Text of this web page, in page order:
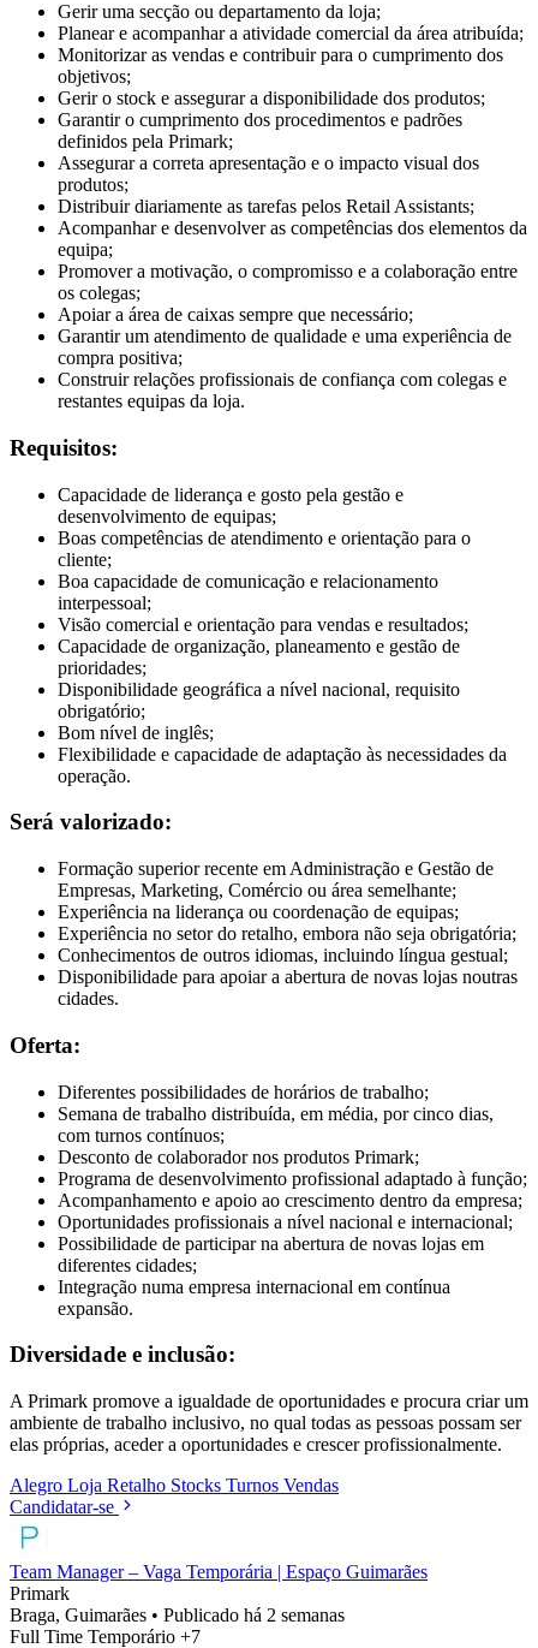
Gerir uma secção ou departamento da loja;
Planear e acompanhar a atividade comercial da área atribuída;
Monitorizar as vendas e contribuir para o cumprimento dos
objetivos;
Gerir o stock e assegurar a disponibilidade dos produtos;
Garantir o cumprimento dos procedimentos e padrões
definidos pela Primark;
Assegurar a correta apresentação e o impacto visual dos
produtos;
Distribuir diariamente as tarefas pelos Retail Assistants;
Acompanhar e desenvolver as competências dos elementos da
equipa;
Promover a motivação, o compromisso e a colaboração entre
os colegas;
Apoiar a área de caixas sempre que necessário;
Garantir um atendimento de qualidade e uma experiência de
compra positiva;
Construir relações profissionais de confiança com colegas e
restantes equipas da loja.
Requisitos:
Capacidade de liderança e gosto pela gestão e
desenvolvimento de equipas;
Boas competências de atendimento e orientação para o
cliente;
Boa capacidade de comunicação e relacionamento
interpessoal;
Visão comercial e orientação para vendas e resultados;
Capacidade de organização, planeamento e gestão de
prioridades;
Disponibilidade geográfica a nível nacional, requisito
obrigatório;
Bom nível de inglês;
Flexibilidade e capacidade de adaptação às necessidades da
operação.
Será valorizado:
Formação superior recente em Administração e Gestão de
Empresas, Marketing, Comércio ou área semelhante;
Experiência na liderança ou coordenação de equipas;
Experiência no setor do retalho, embora não seja obrigatória;
Conhecimentos de outros idiomas, incluindo língua gestual;
Disponibilidade para apoiar a abertura de novas lojas noutras
cidades.
Oferta:
Diferentes possibilidades de horários de trabalho;
Semana de trabalho distribuída, em média, por cinco dias,
com turnos contínuos;
Desconto de colaborador nos produtos Primark;
Programa de desenvolvimento profissional adaptado à função;
Acompanhamento e apoio ao crescimento dentro da empresa;
Oportunidades profissionais a nível nacional e internacional;
Possibilidade de participar na abertura de novas lojas em
diferentes cidades;
Integração numa empresa internacional em contínua
expansão.
Diversidade e inclusão:
A Primark promove a igualdade de oportunidades e procura criar um
ambiente de trabalho inclusivo, no qual todas as pessoas possam ser
elas próprias, aceder a oportunidades e crescer profissionalmente.
Alegro Loja Retalho Stocks Turnos Vendas
Candidatar-se
Team Manager – Vaga Temporária | Espaço Guimarães
Primark
Braga, Guimarães • Publicado há 2 semanas
Full Time Temporário +7